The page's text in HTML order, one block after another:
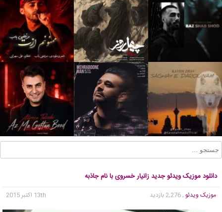
دانلود موزیک ویدئو جدید زانیار خسروی با نام جاذبه
موزیک ویدئو , 2,276 بازدید 13th اکتبر 2015